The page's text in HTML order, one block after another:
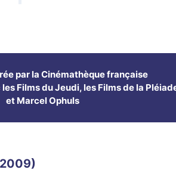
par la Cinémathèque française
Films du Jeudi, les Films de la
et Marcel Ophuls